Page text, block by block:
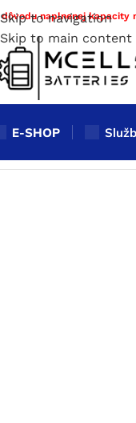
Skip to navigation
Skip to main content
naplnenej kapacity
E-SHOP